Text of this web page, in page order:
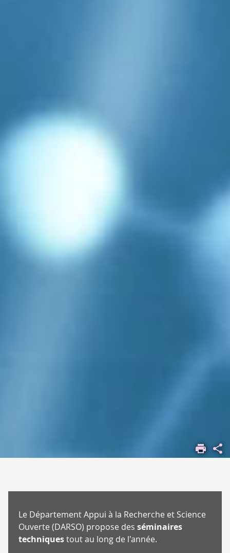
APPUI À LA
TECHNIQUES
Le Département Appui à la Recherche et Science
Ouverte (DARSO) propose des séminaires
techniquestout au long de l'année.